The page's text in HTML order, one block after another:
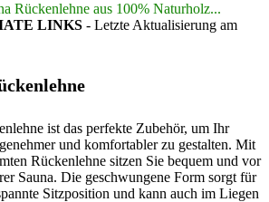
Rückenlehne aus 100% Naturholz...
LINKS - Letzte Aktualisierung am
ist das perfekte Zubehör, um Ihr
und komfortabler zu gestalten. Mit
Rückenlehne sitzen Sie bequem und vor
Sauna. Die geschwungene Form sorgt für
Sitzposition und kann auch im Liegen